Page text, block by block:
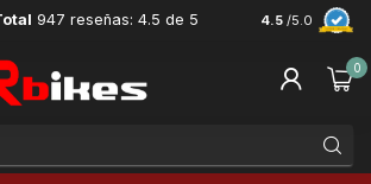
947 reseñas: 4.5 de 5 4.5 /5.0
0